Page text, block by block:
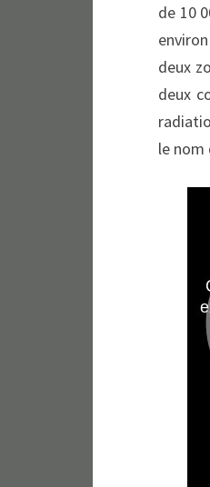
de 10
deux
deux
le nom